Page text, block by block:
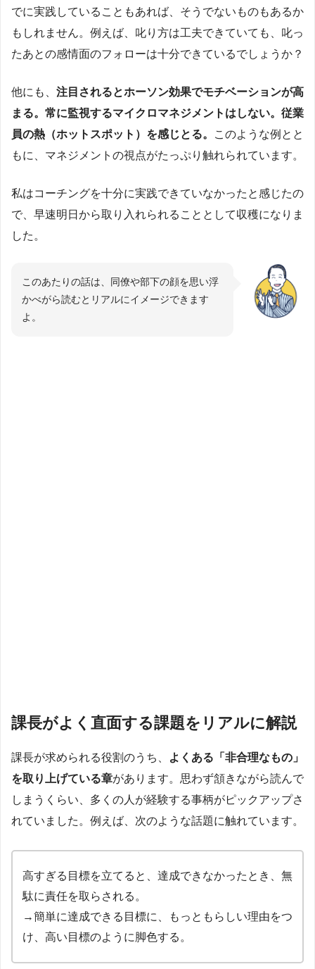
でに実践していることもあれば、そうでないものもあるか
もしれません。例えば、叱り方は工夫できていても、叱っ
たあとの感情面のフォローは十分できているでしょうか？
他にも、 注目されるとホーソン効果でモチベーションが高
まる。常に監視するマイクロマネジメントはしない。従業
員の熱（ホットスポット）を感じとる。
このような例とと
もに、マネジメントの視点がたっぷり触れられています。
私はコーチングを十分に実践できていなかったと感じたの
で、早速明日から取り入れられることとして収穫になりま
した。
このあたりの話は、同僚や部下の顔を思い浮
かべがら読むとリアルにイメージできます
よ。
課長がよく直面する課題をリアルに解説
課長が求められる役割のうち、
よくある「非合理なもの」
を取り上げている章があります。思わず頷きながら読んで
しまうくらい、多くの人が経験する事柄がピックアップさ
れていました。例えば、次のような話題に触れています。
高すぎる目標を立てると、達成できなかったとき、無
駄に責任を取らされる。
→簡単に達成できる目標に、もっともらしい理由をつ
け、高い目標のように脚色する。